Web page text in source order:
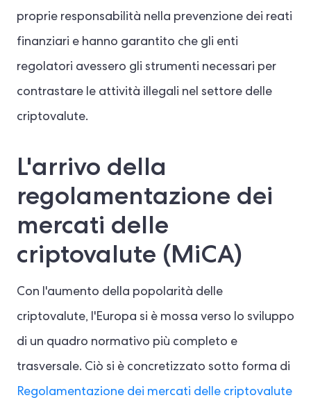
proprie responsabilità nella prevenzione dei reati
finanziari e hanno garantito che gli enti
regolatori avessero gli strumenti necessari per
contrastare le attività illegali nel settore delle
criptovalute.
L'arrivo della
regolamentazione dei
mercati delle
criptovalute (MiCA)
Con l'aumento della popolarità delle
criptovalute, l'Europa si è mossa verso lo sviluppo
di un quadro normativo più completo e
trasversale. Ciò si è concretizzato sotto forma di
Regolamentazione dei mercati delle criptovalute